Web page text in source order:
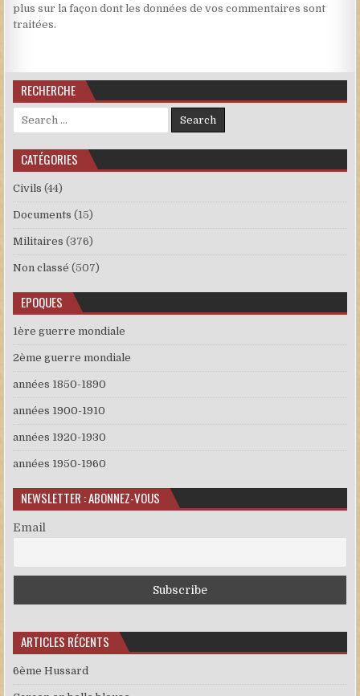
plus sur la façon dont les données de vos commentaires sont
traitées.
RECHERCHE
Search for:
CATÉGORIES
Civils (44)
Documents (15)
Militaires (376)
Non classé (507)
EPOQUES
1ère guerre mondiale
2ème guerre mondiale
années 1850-1890
années 1900-1910
années 1920-1930
années 1950-1960
NEWSLETTER : ABONNEZ-VOUS
Email
ARTICLES RÉCENTS
6ème Hussard